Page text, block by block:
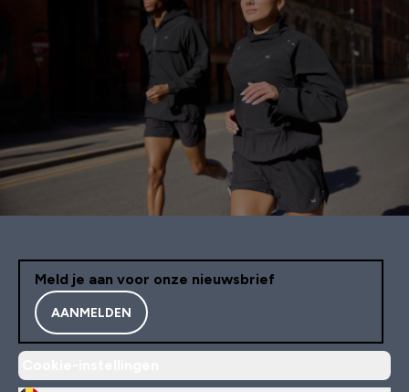
Meld je aan voor onze nieuwsbrief
AANMELDEN